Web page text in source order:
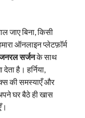
जाए बिना, किसी
ऑनलाइन प्लेटफ़ॉर्म
सर्जनके साथ
है। हर्निया,
की समस्याएँ और
घर बैठे ही खास